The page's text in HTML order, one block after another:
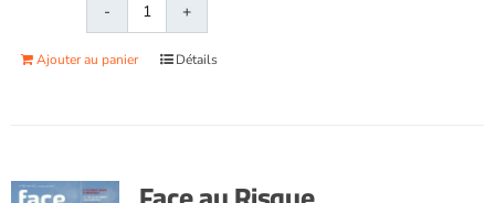
quantité
de
Face
Ajouter au panier Détails